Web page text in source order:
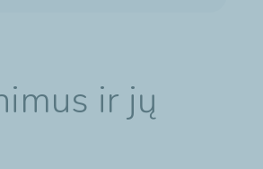
ir jų